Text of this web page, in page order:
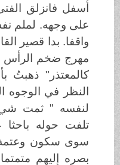
أسفل فانزلق
على وجهه. لملم
واقفا. بدا قصير
مهرج ضخم الرأس
كالمعتذر" ذهبتُ
النظر في الوجوه
لنفسه " ثمت
تلفت حوله باحثا
سوى سكون وعتمة
بصره إليهم متمتما